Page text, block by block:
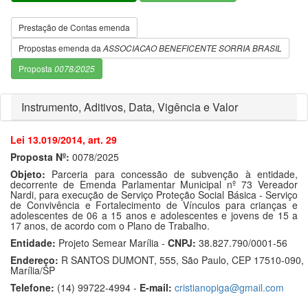
Prestação de Contas emenda
Propostas emenda da ASSOCIACAO BENEFICENTE SORRIA BRASIL
Proposta 0078/2025
Instrumento, Aditivos, Data, Vigência e Valor
Lei 13.019/2014, art. 29
Proposta Nº: 0078/2025
Objeto: Parceria para concessão de subvenção à entidade,
decorrente de Emenda Parlamentar Municipal nº 73 Vereador
Nardi, para execução de Serviço Proteção Social Básica - Serviço
de Convivência e Fortalecimento de Vínculos para crianças e
adolescentes de 06 a 15 anos e adolescentes e jovens de 15 a
17 anos, de acordo com o Plano de Trabalho.
Entidade: Projeto Semear Marília - CNPJ: 38.827.790/0001-56
Endereço: R SANTOS DUMONT, 555, São Paulo, CEP 17510-090,
Marília/SP
Telefone: (14) 99722-4994 - E-mail: cristianopiga@gmail.com